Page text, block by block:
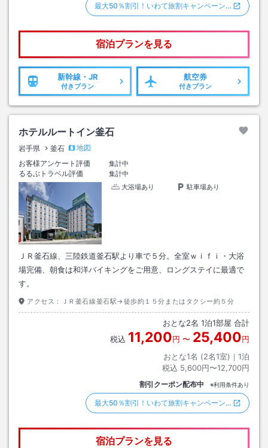
最大50％割引！いわて旅割キャンペーン…
宿泊プランを見る
新幹線・JR
付きプラン
航空券
付きプラン
ホテルルートイン釜石
岩手県 釜石
地図
お客様アンケート評価
集計中
るるぶトラベル評価
集計中
大浴場あり
駐車場あり
ＪＲ釜石線、三陸鉄道釜石駅より車で５分。全室ｗｉｆｉ・大浴
場完備、朝食は和洋バイキングをご用意、ロングステイに最適で
す。
アクセス： ＪＲ釜石線釜石駅→徒歩約１５分またはタクシー約５分
おとな2名 1泊1部屋 合計
税込 11,200円 〜 25,400円
おとな1名 (2名1室)｜ 1泊
税込 5,600円〜12,700円
割引クーポン配布中 ※利用条件あり
最大50％割引！いわて旅割キャンペーン…
宿泊プランを見る